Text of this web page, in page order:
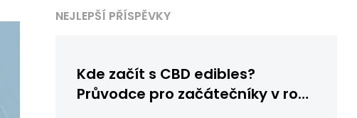
NEJLEPŠÍ PŘÍSPĚVKY
Kde začít s CBD edibles?
Průvodce pro začátečníky v roce